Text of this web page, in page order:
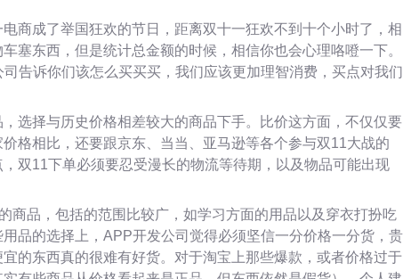
商成了举国狂欢的节日，距离双十一狂欢不到十个小时了，相
塞东西，但是统计总金额的时候，相信你也会心理咯噔一下。
告诉你们该怎么买买买，我们应该更加理智消费，买点对我们
选择与历史价格相差较大的商品下手。比价这方面，不仅仅要
格相比，还要跟京东、当当、亚马逊等各个参与双11大战的
双11下单必须要忍受漫长的物流等待期，以及物品可能出现
商品，包括的范围比较广，如学习方面的用品以及穿衣打扮吃
品的选择上，APP开发公司觉得必须坚信一分价格一分货，贵
的东西真的很难有好货。对于淘宝上那些爆款，或者价格过于